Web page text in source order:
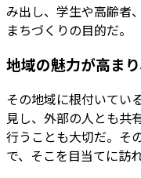
み出し、学生や高齢者
まちづくりの目的だ。
地域の魅力が高ま
その地域に根付いてい
見し、外部の人とも共
行うことも大切だ。そ
で、そこを目当てに訪